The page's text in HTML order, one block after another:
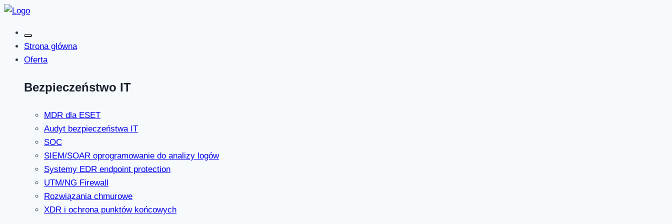
Strona główna
Oferta
Bezpieczeństwo IT
MDR dla ESET
Audyt bezpieczeństwa IT
SOC
SIEM/SOAR oprogramowanie do analizy logów
Systemy EDR endpoint protection
UTM/NG Firewall
Rozwiązania chmurowe
XDR i ochrona punktów końcowych